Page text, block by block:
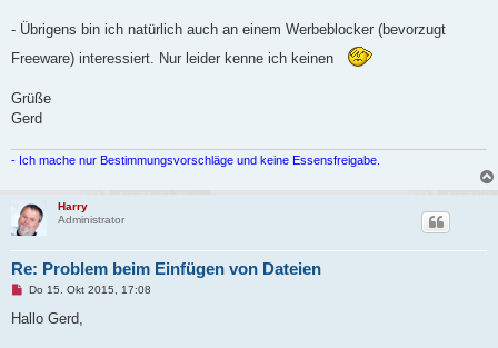
- Übrigens bin ich natürlich auch an einem Werbeblocker (bevorzugt
Freeware) interessiert. Nur leider kenne ich keinen
Grüße
Gerd
- Ich mache nur Bestimmungsvorschläge und keine Essensfreigabe.
Harry
Administrator
Re: Problem beim Einfügen von Dateien
U
g
Do 15. Okt 2015, 17:08
Hallo Gerd,